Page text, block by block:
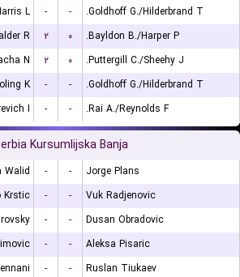
L.
- -
Goldhoff G./Hilderbrand T.
R.
۲ ۰
Bayldon B./Harper P.
۲ ۰
Puttergill C./Sheehy J.
K.
- -
Goldhoff G./Hilderbrand T.
I.
- - Rai A./Reynolds F.
Kursumlijska Banja
Walid - -
Jorge Plans
Krstic
- -
Vuk Radjenovic
- -
Dusan Obradovic
- -
Aleksa Pisaric
- -
Ruslan Tiukaev